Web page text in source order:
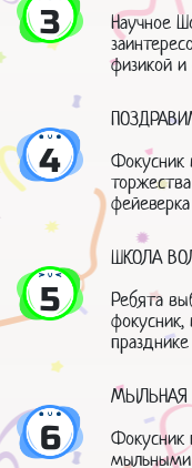
3
Научное
физикой и
4
Фокусник
5
ШКОЛА
Ребята
6
МЫЛЬНАЯ
Фокусник